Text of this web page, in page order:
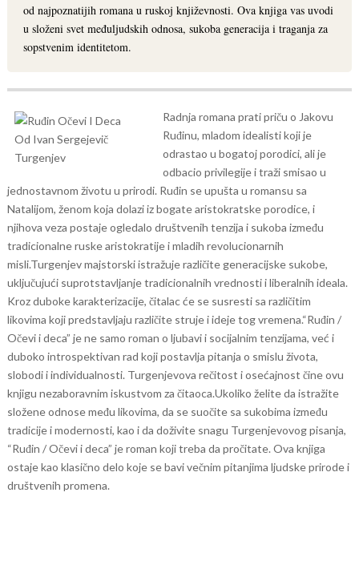
od najpoznatijih romana u ruskoj književnosti. Ova knjiga vas uvodi
u složeni svet međuljudskih odnosa, sukoba generacija i traganja za
sopstvenim identitetom.
Radnja romana prati priču o Jakovu
Ruđinu, mladom idealisti koji je
odrastao u bogatoj porodici, ali je
odbacio privilegije i traži smisao u
jednostavnom životu u prirodi. Ruđin se upušta u romansu sa
Natalijom, ženom koja dolazi iz bogate aristokratske porodice, i
njihova veza postaje ogledalo društvenih tenzija i sukoba između
tradicionalne ruske aristokratije i mladih revolucionarnih
misli.Turgenjev majstorski istražuje različite generacijske sukobe,
uključujući suprotstavljanje tradicionalnih vrednosti i liberalnih ideala.
Kroz duboke karakterizacije, čitalac će se susresti sa različitim
likovima koji predstavljaju različite struje i ideje tog vremena.“Ruđin /
Očevi i deca” je ne samo roman o ljubavi i socijalnim tenzijama, već i
duboko introspektivan rad koji postavlja pitanja o smislu života,
slobodi i individualnosti. Turgenjevova rečitost i osećajnost čine ovu
knjigu nezaboravnim iskustvom za čitaoca.Ukoliko želite da istražite
složene odnose među likovima, da se suočite sa sukobima između
tradicije i modernosti, kao i da doživite snagu Turgenjevovog pisanja,
“Ruđin / Očevi i deca” je roman koji treba da pročitate. Ova knjiga
ostaje kao klasično delo koje se bavi večnim pitanjima ljudske prirode i
društvenih promena.